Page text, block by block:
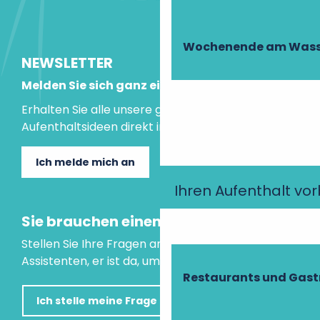
Wochenende am
Ihren Aufenthalt
Restaurants und
NEWSLETTER
Melden Sie sich ganz einfach an!
Erhalten Sie alle unsere guten Tipps und
Aufenthaltsideen direkt in Ihre Mailbox.
Ich melde mich an
Sie brauchen einen Rat?
Stellen Sie Ihre Fragen an unseren virtuellen
Assistenten, er ist da, um Ihnen zu helfen.
Ich stelle meine Frage